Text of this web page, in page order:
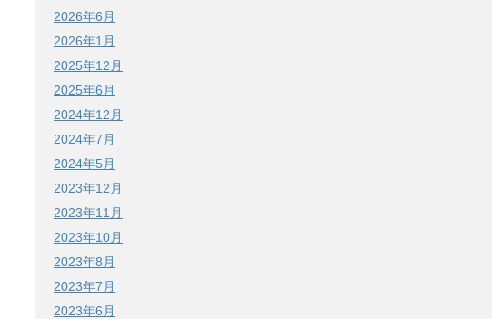
2026年6月
2026年1月
2025年12月
2025年6月
2024年12月
2024年7月
2024年5月
2023年12月
2023年11月
2023年10月
2023年8月
2023年7月
2023年6月